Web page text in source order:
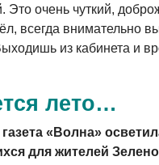
Это очень чуткий,
всегда внимательно
из кабинета и
лето…
«Волна»
для жителей